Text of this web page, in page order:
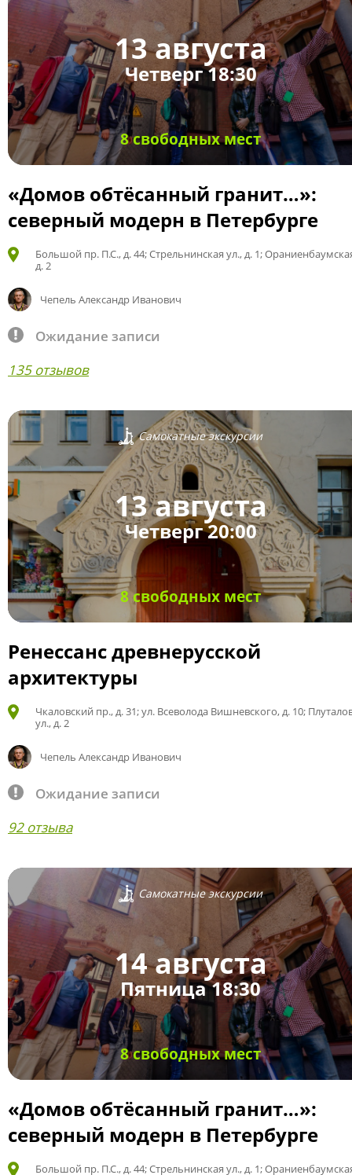
13 августа
Четверг 18:30
8 свободных мест
«Домов обтёсанный гранит…»:
северный модерн в Петербурге
Большой пр. П.С., д. 44; Стрельнинская ул., д. 1;
д. 2
Чепель Александр Иванович
Ожидание записи
135 отзывов
Самокатные экскурсии
13 августа
Четверг 20:00
8 свободных мест
Ренессанс древнерусской
архитектуры
Чкаловский пр., д. 31; ул. Всеволода Вишневского, д. 10;
ул., д. 2
Чепель Александр Иванович
Ожидание записи
92 отзыва
Самокатные экскурсии
14 августа
Пятница 18:30
8 свободных мест
«Домов обтёсанный гранит…»:
северный модерн в Петербурге
Большой пр. П.С., д. 44; Стрельнинская ул., д. 1;